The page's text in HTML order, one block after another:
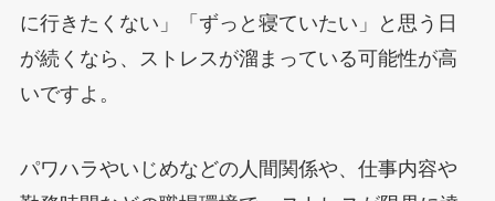
に行きたくない」「ずっと寝ていたい」と思う日
が続くなら、ストレスが溜まっている可能性が高
いですよ。
パワハラやいじめなどの人間関係や、仕事内容や